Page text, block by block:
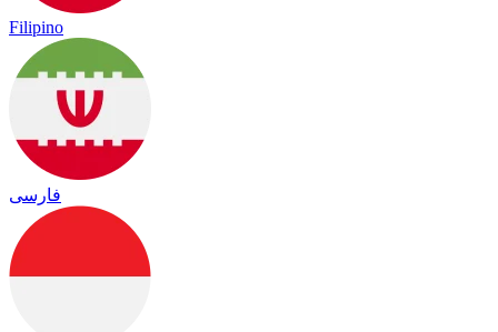
Filipino
فارسی